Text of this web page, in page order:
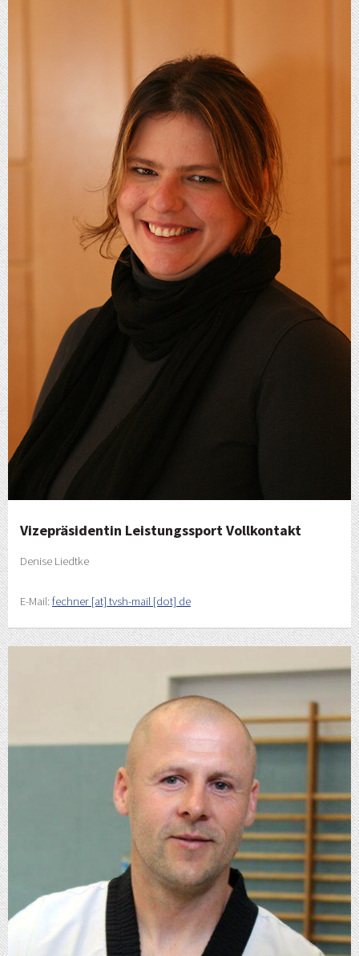
Vizepräsidentin Leistungssport Vollkontakt
Denise Liedtke
E-Mail: fechner [at] tvsh-mail [dot] de